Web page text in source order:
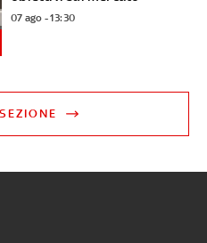
07 ago - 13:30